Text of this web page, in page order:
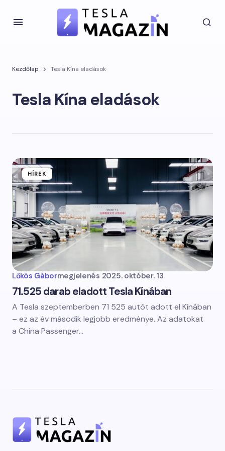
Kezdőlap Tesla Kína eladások
Tesla Kína eladások
HÍREK
Lőkös Gábormegjelenés 2025. október. 13
71.525 darab eladott Tesla Kínában
A Tesla szeptemberben 71 525 autót adott el Kínában
– ez az év második legjobb eredménye. Az adatokat
a China Passenger…